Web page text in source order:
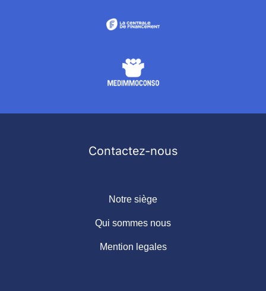
Contactez-nous
Notre siège
Qui sommes nous
Mention legales